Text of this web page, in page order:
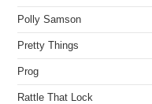
Polly Samson
Pretty Things
Prog
Rattle That Lock